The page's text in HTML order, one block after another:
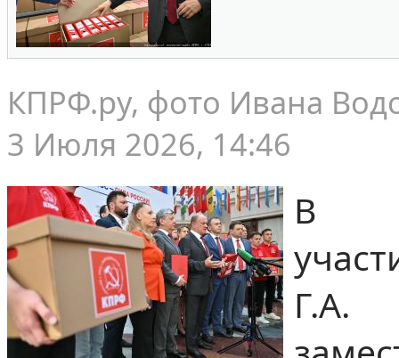
КПРФ.ру, фото Ивана
3 Июля 2026, 14:46
В